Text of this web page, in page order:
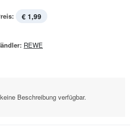
€ 1,99
REWE
Beschreibung verfügbar.